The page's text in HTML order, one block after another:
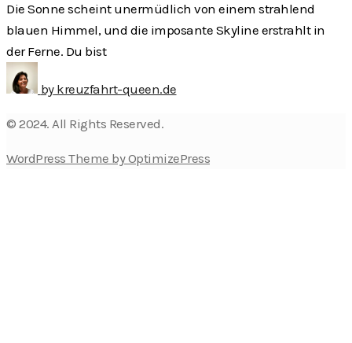
Die Sonne scheint unermüdlich von einem strahlend
blauen Himmel, und die imposante Skyline erstrahlt in
der Ferne. Du bist
by kreuzfahrt-queen.de
© 2024. All Rights Reserved.
WordPress Theme by OptimizePress